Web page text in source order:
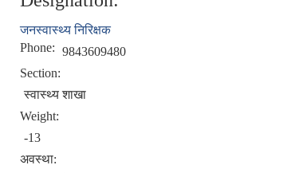
जनस्वास्थ्य निरिक्षक
Phone: 9843609480
Section:
स्वास्थ्य शाखा
Weight:
-13
अवस्था: